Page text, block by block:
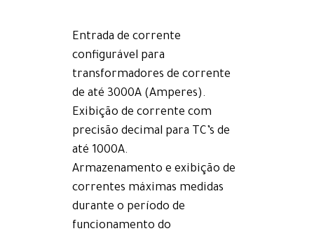
Entrada de corrente
configurável para
transformadores de corrente
de até 3000A (Amperes).
Exibição de corrente com
precisão decimal para TC’s de
até 1000A.
Armazenamento e exibição de
correntes máximas medidas
durante o período de
funcionamento do